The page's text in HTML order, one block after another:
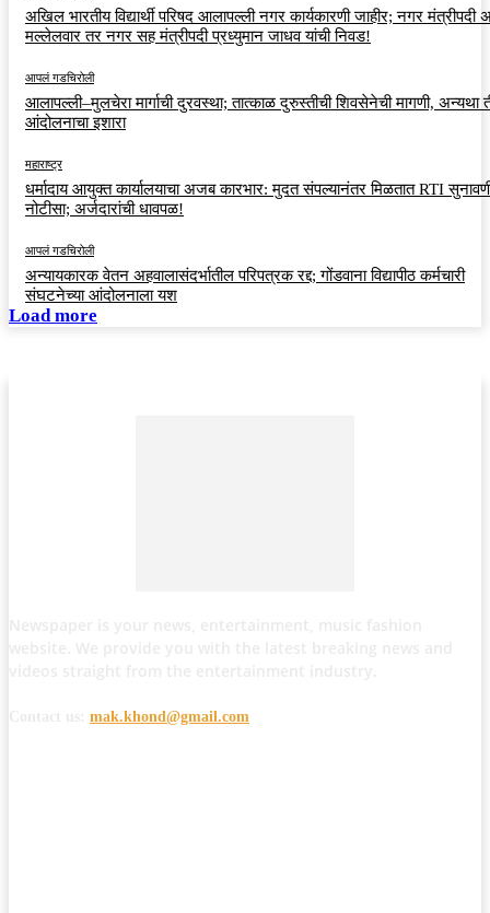
अखिल भारतीय विद्यार्थी परिषद आलापल्ली नगर कार्यकारणी जाहीर; नगर मंत्रीपदी
मल्लेलवार तर नगर सह मंत्रीपदी प्रध्युमान जाधव यांची निवड!
आपलं गडचिरोली
आलापल्ली–मुलचेरा मार्गाची दुरवस्था; तात्काळ दुरुस्तीची शिवसेनेची मागणी, अन्यथा
आंदोलनाचा इशारा
महाराष्ट्र
धर्मादाय आयुक्त कार्यालयाचा अजब कारभार: मुदत संपल्यानंतर मिळतात RTI
नोटीसा; अर्जदारांची धावपळ!
आपलं गडचिरोली
अन्यायकारक वेतन अहवालासंदर्भातील परिपत्रक रद्द; गोंडवाना विद्यापीठ कर्मचारी
संघटनेच्या आंदोलनाला यश
Load more
mak.khond@gmail.com